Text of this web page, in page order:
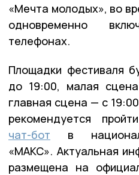
«Мечта молодых», во
одновременно
телефонах.
Площадки фестиваля
до 19:00, малая
главная сцена — с
рекомендуется
чат-бот в
«МАКС». Актуальная
размещена на